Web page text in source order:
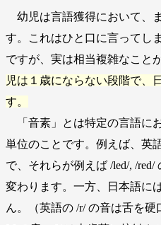
幼児は言語獲得において、
す。これはひと口に言ってし
ですが、実は相当複雑なこと
児は１歳にならない段階で、
す。
「音素」とは特定の言語に
単位のことです。例えば、英
で、それらが例えば /led/, /
変わります。一方、日本語に
ん。（英語の /r/ の音は舌を